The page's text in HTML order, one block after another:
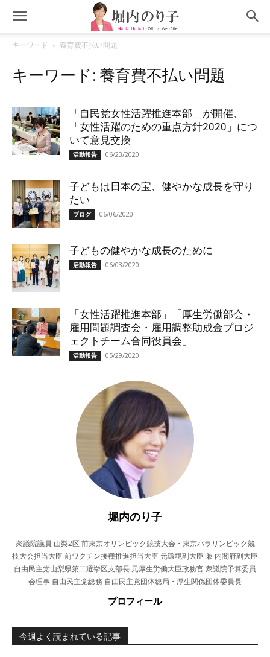
キーワード 養育費不払い問題
キーワード: 養育費不払い問題
「自民党女性活躍推進本部」が開催、
「女性活躍のための重点方針2020」につ
いて意見交換
活動報告 06/23/2020
子どもは日本の宝、健やかな成長を守り
たい
ブログ 06/06/2020
子どもの健やかな成長のために
活動報告 06/03/2020
「女性活躍推進本部」「厚生労働部会・
雇用問題調査会・雇用調整助成金プロジ
ェクトチーム合同役員会」
活動報告 05/29/2020
堀内のり子
衆議院議員 山梨2区 前東京オリンピック競技大会・東京パラリンピック競
技大会担当大臣 前ワクチン接種推進担当大臣 元環境副大臣 兼 内閣府副大臣
自由民主党山梨県第二選挙区支部長 元厚生労働大臣政務官 衆議院予算委員
会理事 自由民主党総務 自由民主党団体総局・厚生関係団体委員長
プロフィール
今週よく読まれている記事